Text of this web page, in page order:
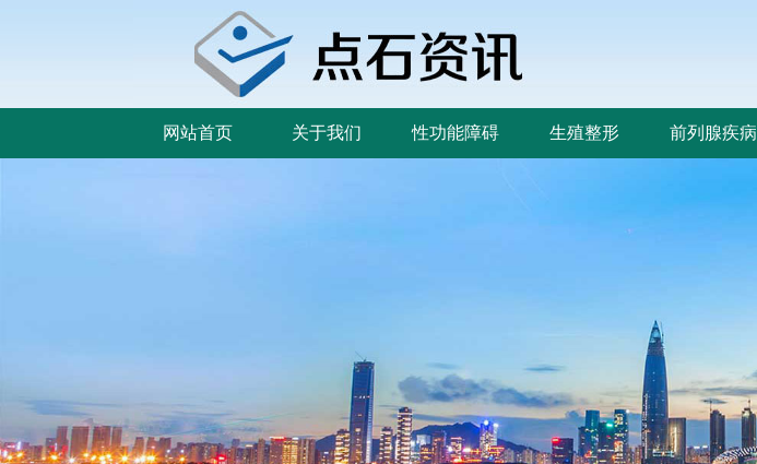
网站首页 关于我们 性功能障碍 生殖整形 前列腺疾病